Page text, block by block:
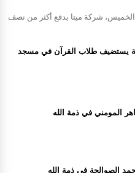
الخميس، شركة ميتا بدفع أكثر من نصف
يستضيف طلاب القرآن في مسجد
المومني في ذمة الله
الصوالحة في ذمة الله